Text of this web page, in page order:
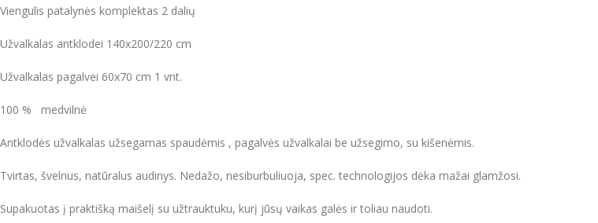
Viengulis patalynės komplektas 2 dalių
Užvalkalas antklodei 140x200/220 cm
Užvalkalas pagalvei 60x70 cm 1 vnt.
100 % medvilnė
Antklodės užvalkalas užsegamas spaudėmis , pagalvės užvalkalai be užsegimo, su kišenėmis.
Tvirtas, švelnus, natūralus audinys. Nedažo, nesiburbuliuoja, spec. technologijos dėka mažai glamžosi.
Supakuotas į praktišką maišelį su užtrauktuku, kurį jūsų vaikas galės ir toliau naudoti.